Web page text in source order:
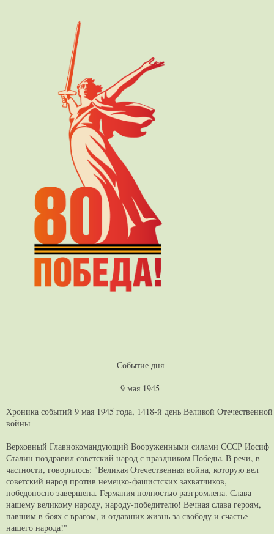
Событие дня
9 мая 1945
Хроника событий 9 мая 1945 года, 1418-й день Великой Отечественной
войны
Верховный Главнокомандующий Вооруженными силами СССР Иосиф
Сталин поздравил советский народ с праздником Победы. В речи, в
частности, говорилось: "Великая Отечественная война, которую вел
советский народ против немецко-фашистских захватчиков,
победоносно завершена. Германия полностью разгромлена. Слава
нашему великому народу, народу-победителю! Вечная слава героям,
павшим в боях с врагом, и отдавших жизнь за свободу и счастье
нашего народа!"